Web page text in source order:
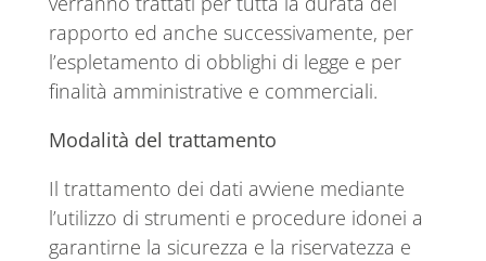
rapporto ed anche successivamente, per
l’espletamento di obblighi di legge e per
finalità amministrative e commerciali.
Modalità del trattamento
Il trattamento dei dati avviene mediante
l’utilizzo di strumenti e procedure idonei a
garantirne la sicurezza e la riservatezza e